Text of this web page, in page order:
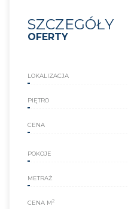
SZCZEGÓŁY
OFERTY
LOKALIZACJA
PIĘTRO
CENA
POKOJE
METRAŻ
CENA M2